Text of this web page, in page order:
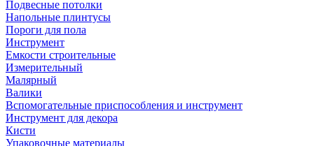
Подвесные потолки
Напольные плинтусы
Пороги для пола
Инструмент
Емкости строительные
Измерительный
Малярный
Валики
Вспомогательные приспособления и инструмент
Инструмент для декора
Кисти
Упаковочные материалы